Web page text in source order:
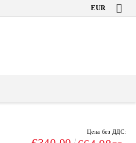
EUR
Цена без ДДС: